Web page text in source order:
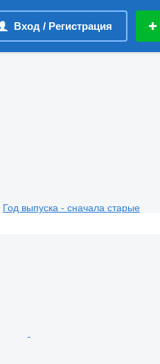
Вход / Регистрация
Год выпуска - сначала старые